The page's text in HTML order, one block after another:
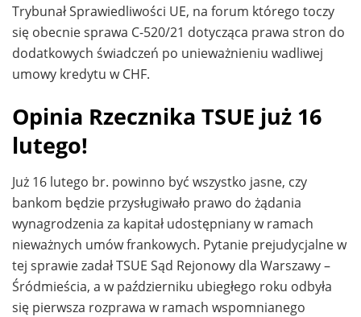
Trybunał Sprawiedliwości UE, na forum którego toczy
się obecnie sprawa C-520/21 dotycząca prawa stron do
dodatkowych świadczeń po unieważnieniu wadliwej
umowy kredytu w CHF.
Opinia Rzecznika TSUE już 16
lutego!
Już 16 lutego br. powinno być wszystko jasne, czy
bankom będzie przysługiwało prawo do żądania
wynagrodzenia za kapitał udostępniany w ramach
nieważnych umów frankowych. Pytanie prejudycjalne w
tej sprawie zadał TSUE Sąd Rejonowy dla Warszawy –
Śródmieścia, a w październiku ubiegłego roku odbyła
się pierwsza rozprawa w ramach wspomnianego